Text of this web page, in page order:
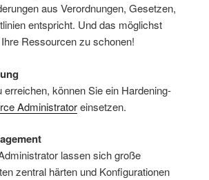
aus Verordnungen, Gesetzen,
entspricht. Und das möglichst
Ressourcen zu schonen!
erreichen, können Sie ein Hardening-
Administratoreinsetzen.
lassen sich große
zentral härten und Konfigurationen